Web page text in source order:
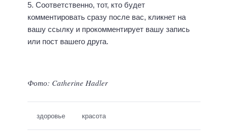
5. Соответственно, тот, кто будет
комментировать сразу после вас, кликнет на
вашу ссылку и прокомментирует вашу запись
или пост вашего друга.
Фото: Catherine Hadler
здоровье красота